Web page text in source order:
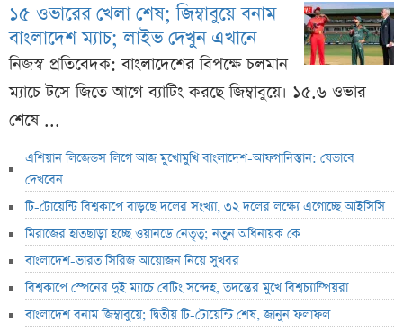
১৫ ওভারের খেলা শেষ; জিম্বাবুয়ে বনাম
বাংলাদেশ ম্যাচ; লাইভ দেখুন এখানে
নিজস্ব প্রতিবেদক: বাংলাদেশের বিপক্ষে চলমান
ম্যাচে টসে জিতে আগে ব্যাটিং করছে জিম্বাবুয়ে। ১৫.৬ ওভার
শেষে ...
এশিয়ান লিজেন্ডস লিগে আজ মুখোমুখি বাংলাদেশ-আফগানিস্তান: যেভাবে
দেখবেন
টি-টোয়েন্টি বিশ্বকাপে বাড়ছে দলের সংখ্যা, ৩২ দলের লক্ষ্যে এগোচ্ছে আইসিসি
মিরাজের হাতছাড়া হচ্ছে ওয়ানডে নেতৃত্ব; নতুন অধিনায়ক কে
বাংলাদেশ-ভারত সিরিজ আয়োজন নিয়ে সুখবর
বিশ্বকাপে স্পেনের দুই ম্যাচে বেটিং সন্দেহ, তদন্তের মুখে বিশ্বচ্যাম্পিয়রা
বাংলাদেশ বনাম জিম্বাবুয়ে; দ্বিতীয় টি-টোয়েন্টি শেষ, জানুন ফলাফল